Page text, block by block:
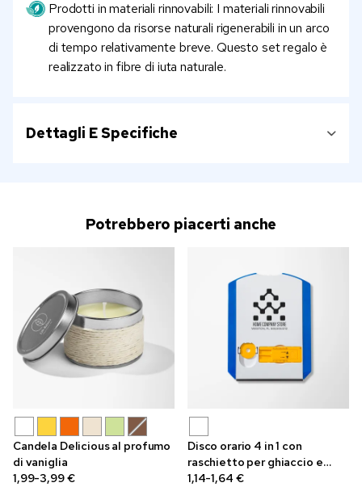
Prodotti in materiali rinnovabili: I materiali rinnovabili
provengono da risorse naturali rigenerabili in un arco
di tempo relativamente breve. Questo set regalo è
realizzato in fibre di iuta naturale.
Dettagli E Specifiche
Potrebbero piacerti anche
Candela Delicious al profumo
di vaniglia
1,99-3,99 €
Disco orario 4 in 1 con
raschietto per ghiaccio e
moneta per carrelli
1,14-1,64 €